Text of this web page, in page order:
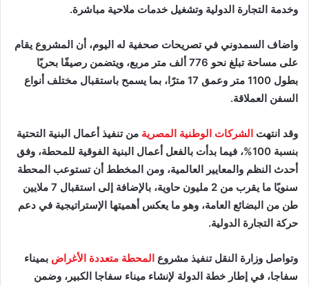
وخدمة التجارة الدولية وتشغيل خدمات ملاحية مباشرة.
واضاف السمدوني في تصريحات صحفية له اليوم، أن المشروع يقام
على مساحة تبلغ نحو 776 ألف متر مربع، ويتضمن رصيفًا بحريًا
بطول 1100 متر وعمق 17 مترًا، بما يسمح باستقبال مختلف أنواع
السفن العملاقة.
وقد انتهت الشركات الوطنية المصرية من تنفيذ أعمال البنية التحتية
بنسبة 100%، فيما بدأت بالفعل أعمال البنية الفوقية للمحطة، وفق
أحدث النظم والمعايير العالمية، ومن المخطط أن تستوعب المحطة
سنويًا ما يقرب من 2 مليون حاوية، بالإضافة إلى استقبال 7 ملايين
طن من البضائع العامة، وهو ما يعكس أهميتها الإستراتيجية في دعم
حركة التجارة الدولية.
وتواصل وزارة النقل تنفيذ مشروع المحطة متعددة الأغراض بميناء
سفاجا، في إطار خطة الدولة لإنشاء ميناء سفاجا الكبير، وضمن